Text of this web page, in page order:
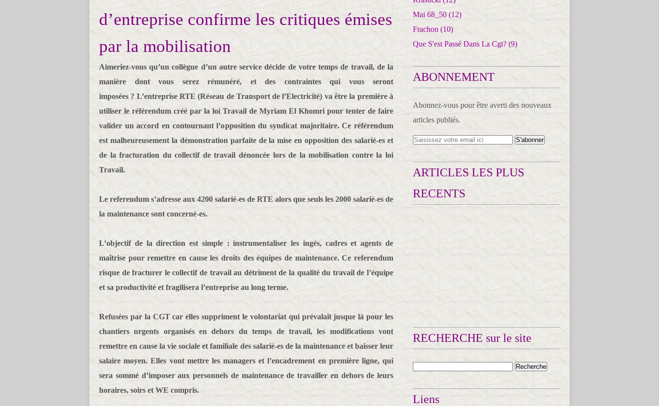
d’entreprise confirme les critiques émises
par la mobilisation
Aimeriez-vous qu’un collègue d’un autre service décide de votre temps de travail, de la
manière dont vous serez rémunéré, et des contraintes qui vous seront
imposées ? L’entreprise RTE (Réseau de Transport de l’Electricité) va être la première à
utiliser le référendum créé par la loi Travail de Myriam El Khomri pour tenter de faire
valider un accord en contournant l’opposition du syndicat majoritaire. Ce référendum
est malheureusement la démonstration parfaite de la mise en opposition des salarié-es et
de la fracturation du collectif de travail dénoncée lors de la mobilisation contre la loi
Travail.
Le referendum s’adresse aux 4200 salarié-es de RTE alors que seuls les 2000 salarié-es de
la maintenance sont concerné-es.
L’objectif de la direction est simple : instrumentaliser les ingés, cadres et agents de
maîtrise pour remettre en cause les droits des équipes de maintenance. Ce referendum
risque de fracturer le collectif de travail au détriment de la qualité du travail de l’équipe
et sa productivité et fragilisera l’entreprise au long terme.
Refusées par la CGT car elles suppriment le volontariat qui prévalait jusque là pour les
chantiers urgents organisés en dehors du temps de travail, les modifications vont
remettre en cause la vie sociale et familiale des salarié-es de la maintenance et baisser leur
salaire moyen. Elles vont mettre les managers et l’encadrement en première ligne, qui
sera sommé d’imposer aux personnels de maintenance de travailler en dehors de leurs
horaires, soirs et WE compris.
Mai 68_50 (12)
Frachon (10)
Que S'est Passé Dans La Cgt? (9)
ABONNEMENT
Abonnez-vous pour être averti des nouveaux
articles publiés.
ARTICLES LES PLUS
RECENTS
RECHERCHE sur le site
Liens